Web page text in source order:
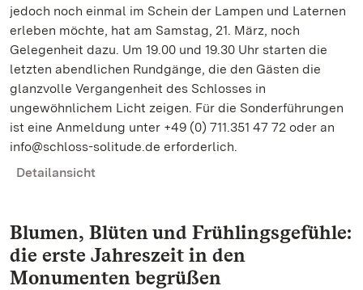
jedoch noch einmal im Schein der Lampen und Laternen
erleben möchte, hat am Samstag, 21. März, noch
Gelegenheit dazu. Um 19.00 und 19.30 Uhr starten die
letzten abendlichen Rundgänge, die den Gästen die
glanzvolle Vergangenheit des Schlosses in
ungewöhnlichem Licht zeigen. Für die Sonderführungen
ist eine Anmeldung unter +49 (0) 711.351 47 72 oder an
info@schloss-solitude.de erforderlich.
Detailansicht
Blumen, Blüten und Frühlingsgefühle:
die erste Jahreszeit in den
Monumenten begrüßen